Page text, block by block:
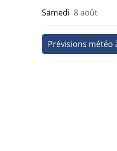
Samedi 8 août
Prévisions météo